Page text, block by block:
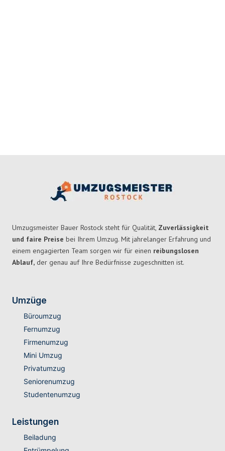
Umzugsmeister Bauer Rostock steht für Qualität, Zuverlässigkeit
und faire Preise bei Ihrem Umzug. Mit jahrelanger Erfahrung und
einem engagierten Team sorgen wir für einen reibungslosen
Ablauf, der genau auf Ihre Bedürfnisse zugeschnitten ist.
Umzüge
Büroumzug
Fernumzug
Firmenumzug
Mini Umzug
Privatumzug
Seniorenumzug
Studentenumzug
Leistungen
Beiladung